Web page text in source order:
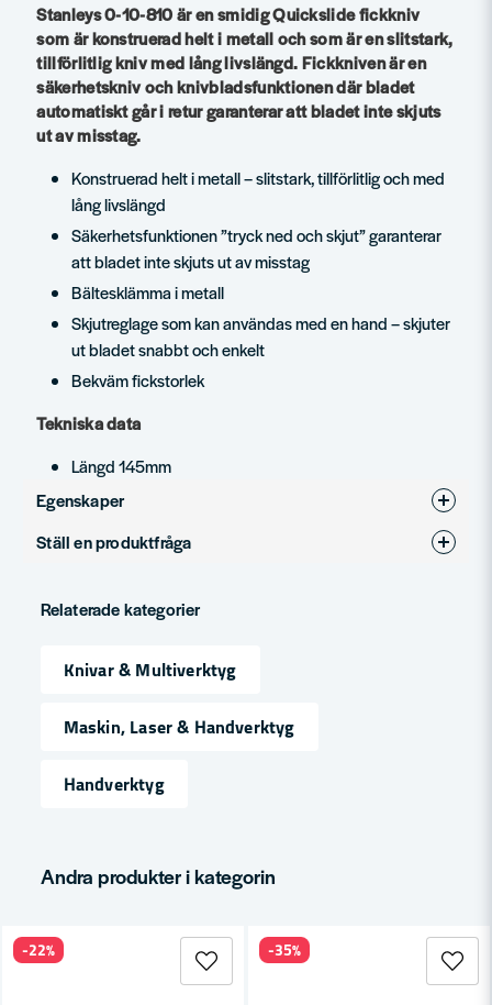
Stanleys 0-10-810 är en smidig Quickslide fickkniv
som är konstruerad helt i metall och som är en slitstark,
tillförlitlig kniv med lång livslängd. Fickkniven är en
säkerhetskniv och knivbladsfunktionen där bladet
automatiskt går i retur garanterar att bladet inte skjuts
ut av misstag.
Konstruerad helt i metall – slitstark, tillförlitlig och med
lång livslängd
Säkerhetsfunktionen ”tryck ned och skjut” garanterar
att bladet inte skjuts ut av misstag
Bältesklämma i metall
Skjutreglage som kan användas med en hand – skjuter
ut bladet snabbt och enkelt
Bekväm fickstorlek
Tekniska data
Längd 145mm
Egenskaper
Produkttyp
Ställ en produktfråga
Fråga oss något om denna produkten...
Namn
email
Relaterade kategorier
Knivar & Multiverktyg
Maskin, Laser & Handverktyg
Handverktyg
Andra produkter i kategorin
-22% -35%